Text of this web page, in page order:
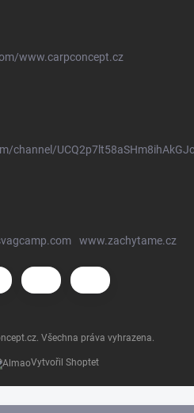
www.carpconcept.cz
channel/
www.zachytame.cz
Vytvořil Shoptet
. Všechna práva vyhrazena.